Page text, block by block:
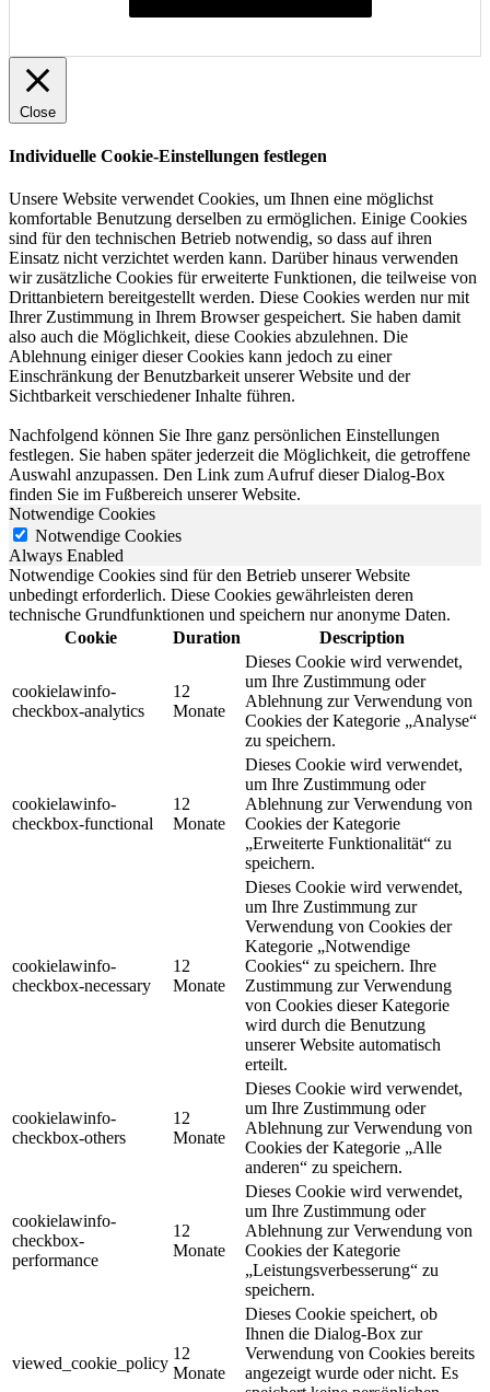
Close
Individuelle Cookie-Einstellungen festlegen
Unsere Website verwendet Cookies, um Ihnen eine möglichst
komfortable Benutzung derselben zu ermöglichen. Einige Cookies
sind für den technischen Betrieb notwendig, so dass auf ihren
Einsatz nicht verzichtet werden kann. Darüber hinaus verwenden
wir zusätzliche Cookies für erweiterte Funktionen, die teilweise von
Drittanbietern bereitgestellt werden. Diese Cookies werden nur mit
Ihrer Zustimmung in Ihrem Browser gespeichert. Sie haben damit
also auch die Möglichkeit, diese Cookies abzulehnen. Die
Ablehnung einiger dieser Cookies kann jedoch zu einer
Einschränkung der Benutzbarkeit unserer Website und der
Sichtbarkeit verschiedener Inhalte führen.
Nachfolgend können Sie Ihre ganz persönlichen Einstellungen
festlegen. Sie haben später jederzeit die Möglichkeit, die getroffene
Auswahl anzupassen. Den Link zum Aufruf dieser Dialog-Box
finden Sie im Fußbereich unserer Website.
Notwendige Cookies
Notwendige Cookies
Always Enabled
Notwendige Cookies sind für den Betrieb unserer Website
unbedingt erforderlich. Diese Cookies gewährleisten deren
technische Grundfunktionen und speichern nur anonyme Daten.
Cookie
Duration Description
cookielawinfo-
checkbox-analytics
12
Monate
Dieses Cookie wird verwendet,
um Ihre Zustimmung oder
Ablehnung zur Verwendung von
Cookies der Kategorie „Analyse“
zu speichern.
cookielawinfo-
checkbox-functional
12
Monate
Dieses Cookie wird verwendet,
um Ihre Zustimmung oder
Ablehnung zur Verwendung von
Cookies der Kategorie
„Erweiterte Funktionalität“ zu
speichern.
cookielawinfo-
checkbox-necessary
12
Monate
Dieses Cookie wird verwendet,
um Ihre Zustimmung zur
Verwendung von Cookies der
Kategorie „Notwendige
Cookies“ zu speichern. Ihre
Zustimmung zur Verwendung
von Cookies dieser Kategorie
wird durch die Benutzung
unserer Website automatisch
erteilt.
cookielawinfo-
checkbox-others
12
Monate
Dieses Cookie wird verwendet,
um Ihre Zustimmung oder
Ablehnung zur Verwendung von
Cookies der Kategorie „Alle
anderen“ zu speichern.
cookielawinfo-
checkbox-
performance
12
Monate
Dieses Cookie wird verwendet,
um Ihre Zustimmung oder
Ablehnung zur Verwendung von
Cookies der Kategorie
„Leistungsverbesserung“ zu
speichern.
viewed_cookie_policy
12
Monate
Dieses Cookie speichert, ob
Ihnen die Dialog-Box zur
Verwendung von Cookies bereits
angezeigt wurde oder nicht. Es